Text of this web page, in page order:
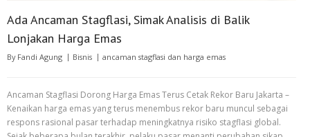
Ada Ancaman Stagflasi, Simak Analisis di Balik
Lonjakan Harga Emas
By Fandi Agung Bisnis ancaman stagflasi dan harga emas
Ancaman Stagflasi Dorong Harga Emas Terus Cetak Rekor Baru Jakarta –
Kenaikan harga emas yang terus menembus rekor baru muncul sebagai
respons rasional pasar terhadap meningkatnya risiko stagflasi global.